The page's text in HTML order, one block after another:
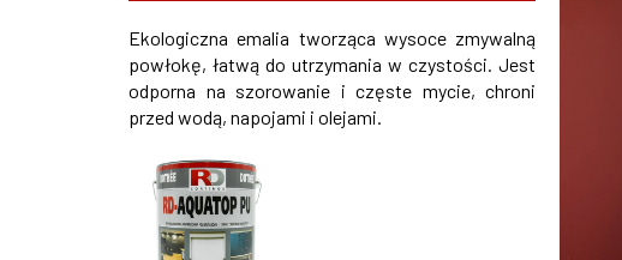
Ekologiczna emalia tworząca wysoce zmywalną
powłokę, łatwą do utrzymania w czystości. Jest
odporna na szorowanie i częste mycie, chroni
przed wodą, napojami i olejami.